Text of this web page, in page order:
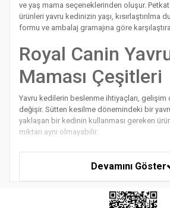
ve yaş mama seçeneklerinden oluşur.
ürünleri yavru kedinizin yaşı, kısırlaştırılma
formu ve ambalaj gramajına göre
Royal Canin
Maması Çeşitleri
Yavru kedilerin beslenme ihtiyaçları,
değişir. Sütten kesilme dönemindeki bir
yaklaşan bir kedinin kullanması gereken
miktarı aynı olmayabilir.
Royal Canin yavru kedi ürünleri arasında
yönelik Mother & Babycat, genel büyüme
stok durumu zaman içinde değişebilir.
Devamını Göster